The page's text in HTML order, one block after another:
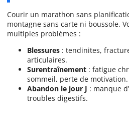
Courir un marathon sans
montagne sans carte ni boussole.
multiples problèmes :
Blessures : tendinites,
articulaires.
Surentraînement : fatigue
sommeil, perte de motivation.
Abandon le jour J : manque
troubles digestifs.